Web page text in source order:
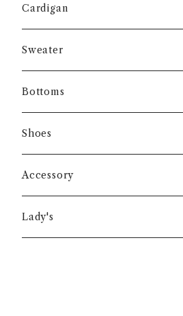
Cardigan
Sweater
Bottoms
Shoes
Accessory
Lady's